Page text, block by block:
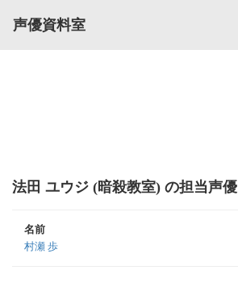
声優資料室
法田 ユウジ (暗殺教室) の担当声優
名前
村瀬 歩